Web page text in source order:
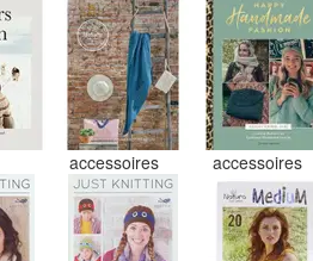
accessoires accessoires